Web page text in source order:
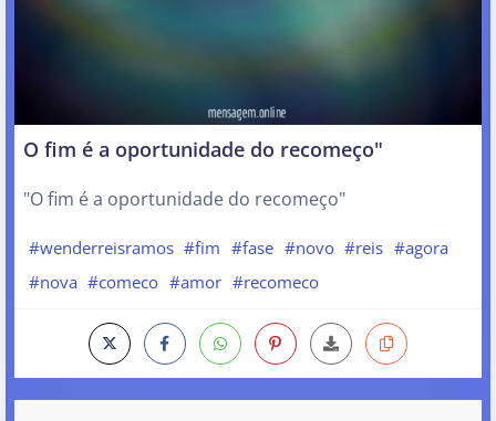
O fim é a oportunidade do recomeço"
"O fim é a oportunidade do recomeço"
#wenderreisramos #fim #fase #novo #reis #agora
#nova #comeco #amor #recomeco